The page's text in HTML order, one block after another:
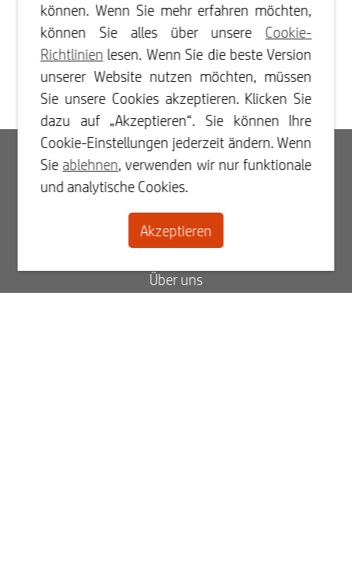
Log In
Kontakt
Über uns
können. Wenn Sie mehr erfahren möchten,
können Sie alles über unsere Cookie-
Richtlinien lesen. Wenn Sie die beste Version
unserer Website nutzen möchten, müssen
Sie unsere Cookies akzeptieren. Klicken Sie
dazu auf „Akzeptieren“. Sie können Ihre
Cookie-Einstellungen jederzeit ändern. Wenn
Sie ablehnen, verwenden wir nur funktionale
und analytische Cookies.
Akzeptieren